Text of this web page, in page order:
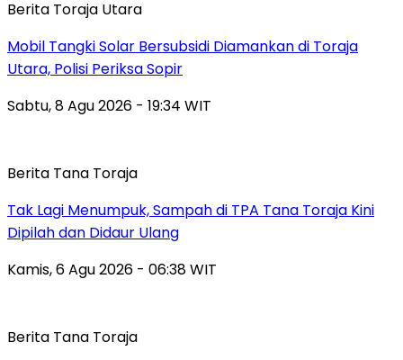
Berita Toraja Utara
Mobil Tangki Solar Bersubsidi Diamankan di Toraja
Utara, Polisi Periksa Sopir
Sabtu, 8 Agu 2026 - 19:34 WIT
Berita Tana Toraja
Tak Lagi Menumpuk, Sampah di TPA Tana Toraja Kini
Dipilah dan Didaur Ulang
Kamis, 6 Agu 2026 - 06:38 WIT
Berita Tana Toraja